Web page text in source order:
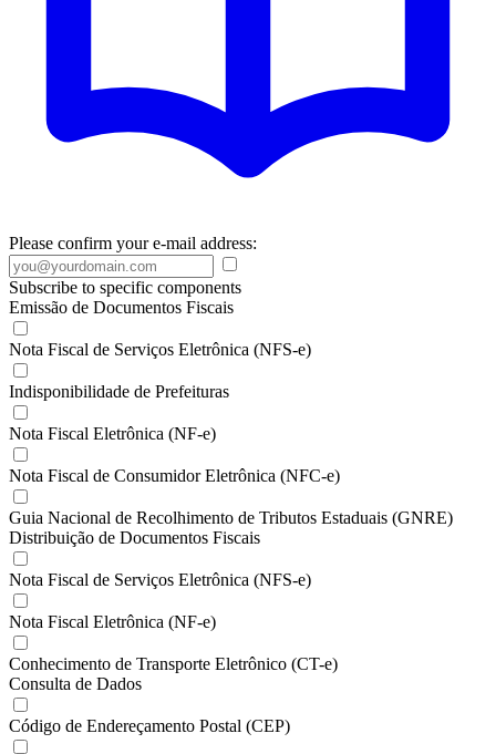
Please confirm your e-mail address:
Subscribe to specific components
Emissão de Documentos Fiscais
Nota Fiscal de Serviços Eletrônica (NFS-e)
Indisponibilidade de Prefeituras
Nota Fiscal Eletrônica (NF-e)
Nota Fiscal de Consumidor Eletrônica (NFC-e)
Guia Nacional de Recolhimento de Tributos Estaduais (GNRE)
Distribuição de Documentos Fiscais
Nota Fiscal de Serviços Eletrônica (NFS-e)
Nota Fiscal Eletrônica (NF-e)
Conhecimento de Transporte Eletrônico (CT-e)
Consulta de Dados
Código de Endereçamento Postal (CEP)